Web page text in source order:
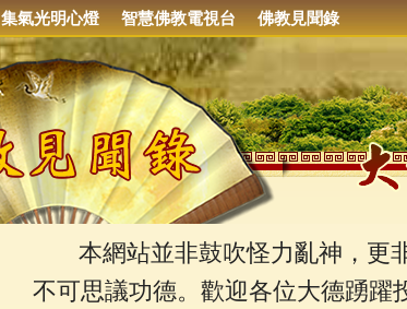
集氣光明心燈 智慧佛教電視台 佛教見聞錄
本網站並非鼓吹怪力亂神，更
不可思議功德。歡迎各位大德踴躍